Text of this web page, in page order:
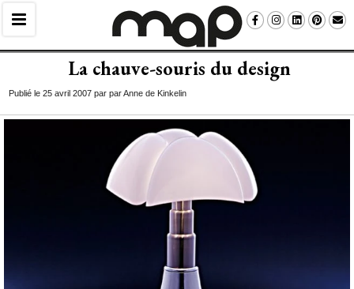
La chauve-souris du design
Publié le 25 avril 2007 par par Anne de Kinkelin